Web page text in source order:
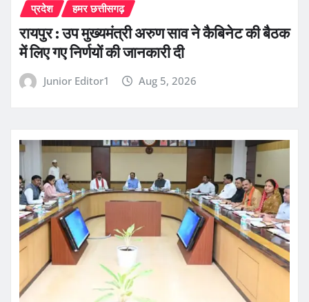
प्रदेश हमर छत्तीसगढ़
रायपुर : उप मुख्यमंत्री अरुण साव ने कैबिनेट की बैठक
में लिए गए निर्णयों की जानकारी दी
Junior Editor1 Aug 5, 2026